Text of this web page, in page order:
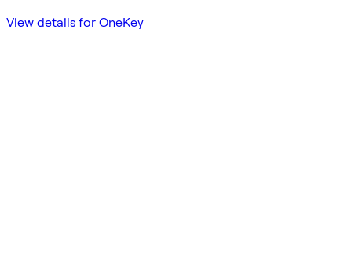
View details for OneKey